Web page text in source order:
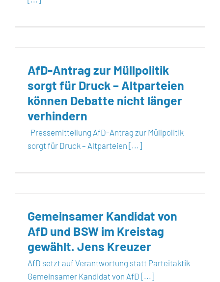
AfD-Antrag zur Müllpolitik
sorgt für Druck – Altparteien
können Debatte nicht länger
verhindern
Pressemitteilung AfD-Antrag zur Müllpolitik
sorgt für Druck – Altparteien [...]
Gemeinsamer Kandidat von
AfD und BSW im Kreistag
gewählt. Jens Kreuzer
AfD setzt auf Verantwortung statt Parteitaktik
Gemeinsamer Kandidat von AfD [...]